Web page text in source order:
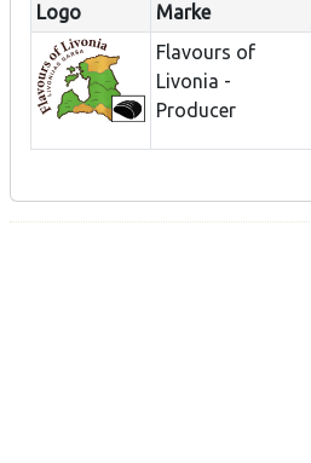
Logo Marke
Flavours of
Livonia -
Producer